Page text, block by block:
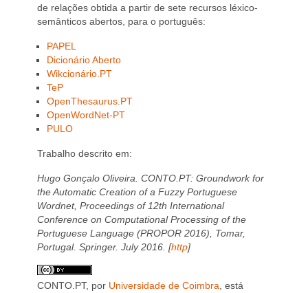
de relações obtida a partir de sete recursos léxico-
semânticos abertos, para o português:
PAPEL
Dicionário Aberto
Wikcionário.PT
TeP
OpenThesaurus.PT
OpenWordNet-PT
PULO
Trabalho descrito em:
Hugo Gonçalo Oliveira. CONTO.PT: Groundwork for
the Automatic Creation of a Fuzzy Portuguese
Wordnet, Proceedings of 12th International
Conference on Computational Processing of the
Portuguese Language (PROPOR 2016), Tomar,
Portugal. Springer. July 2016. [http]
CONTO.PT, por Universidade de Coimbra , está